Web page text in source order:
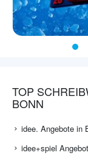
TOP
BONN
idee. Angebote in
idee+spiel